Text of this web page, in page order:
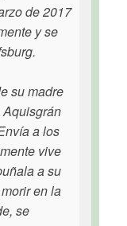
de 2017
y se
su madre
a los
vive
a su
en la
se